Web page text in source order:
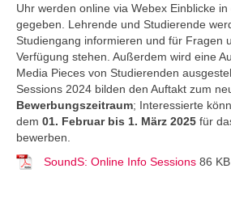
Uhr werden online via Webex Einblicke
gegeben. Lehrende und Studierende
Studiengang informieren und für Fragen
Verfügung stehen. Außerdem wird eine
Media Pieces von Studierenden
Sessions 2024 bilden den Auftakt zum
Bewerbungszeitraum; Interessierte
dem 01. Februar bis 1. März 2025 für
bewerben.
SoundS: Online Info Sessions 86 KB